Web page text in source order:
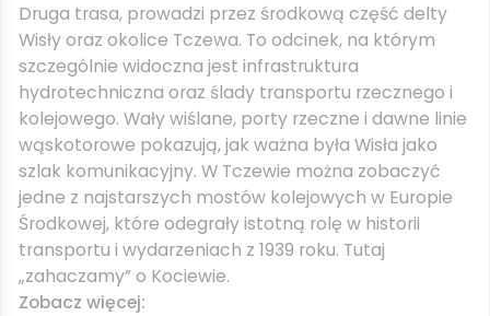
Druga trasa, prowadzi przez środkową część delty
Wisły oraz okolice Tczewa. To odcinek, na którym
szczególnie widoczna jest infrastruktura
hydrotechniczna oraz ślady transportu rzecznego i
kolejowego. Wały wiślane, porty rzeczne i dawne linie
wąskotorowe pokazują, jak ważna była Wisła jako
szlak komunikacyjny. W Tczewie można zobaczyć
jedne z najstarszych mostów kolejowych w Europie
Środkowej, które odegrały istotną rolę w historii
transportu i wydarzeniach z 1939 roku. Tutaj
„zahaczamy” o Kociewie.
Zobacz więcej: